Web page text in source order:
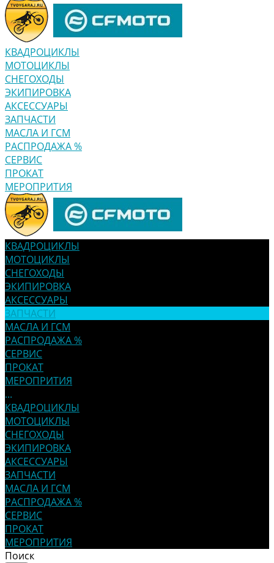
КВАДРОЦИКЛЫ
МОТОЦИКЛЫ
СНЕГОХОДЫ
ЭКИПИРОВКА
АКСЕССУАРЫ
ЗАПЧАСТИ
МАСЛА И ГСМ
РАСПРОДАЖА %
СЕРВИС
ПРОКАТ
МЕРОПРИТИЯ
КВАДРОЦИКЛЫ
МОТОЦИКЛЫ
СНЕГОХОДЫ
ЭКИПИРОВКА
АКСЕССУАРЫ
ЗАПЧАСТИ
МАСЛА И ГСМ
РАСПРОДАЖА %
СЕРВИС
ПРОКАТ
МЕРОПРИТИЯ
...
КВАДРОЦИКЛЫ
МОТОЦИКЛЫ
СНЕГОХОДЫ
ЭКИПИРОВКА
АКСЕССУАРЫ
ЗАПЧАСТИ
МАСЛА И ГСМ
РАСПРОДАЖА %
СЕРВИС
ПРОКАТ
МЕРОПРИТИЯ
Поиск